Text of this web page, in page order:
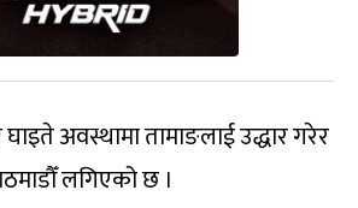
घाइते अवस्थामा तामाङलाई उद्धार गरेर
लगिएको छ ।